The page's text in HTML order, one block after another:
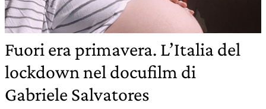
Fuori era primavera. L’Italia del
lockdown nel docufilm di
Gabriele Salvatores